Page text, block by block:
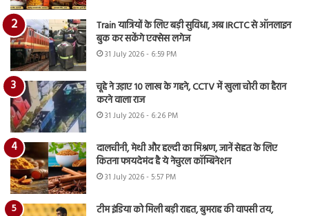
Train यात्रियों के लिए बड़ी सुविधा, अब IRCTC से ऑनलाइन
बुक कर सकेंगे एक्सेस लगेज
31 July 2026 - 6:59 PM
चूहे ने उड़ाए 10 लाख के गहने, CCTV में खुला चोरी का हैरान
करने वाला राज
31 July 2026 - 6:26 PM
दालचीनी, मेथी और हल्दी का मिश्रण, जानें सेहत के लिए
कितना फायदेमंद है ये नेचुरल कॉम्बिनेशन
31 July 2026 - 5:57 PM
टीम इंडिया को मिली बड़ी राहत, बुमराह की वापसी तय,